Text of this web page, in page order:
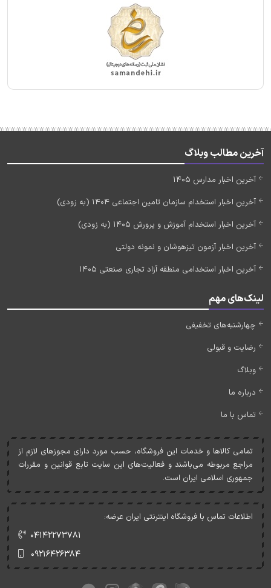
آخرین مطالب وبلاگ
آخرین اخبار مدارس 1405
آخرین اخبار استخدام سازمان تامین اجتماعی 1404 (به زودی)
آخرین اخبار استخدام آموزش و پرورش 1405 (به زودی)
آخرین اخبار آزمون تیزهوشان و نمونه دولتی
آخرین اخبار استخدامی منطقه آزاد تجاری صنعتی 1405
لینک‌های مهم
چهارشنبه‌های تخفیفی
رضایت و قبولی
وبلاگ
درباره ما
تماس با ما
تمامی کالاها و خدمات اين فروشگاه، حسب مورد دارای مجوزهای لازم از
مراجع مربوطه می‌باشند و فعاليت‌های اين سايت تابع قوانين و مقررات
جمهوری اسلامی ايران است.
اطلاعات تماس با فروشگاه اینترنتی ایران عرضه:
۰۴۱۴۲۲۷۳۷۸۱
۰۹۲۱۶۴۲۶۳۸۴